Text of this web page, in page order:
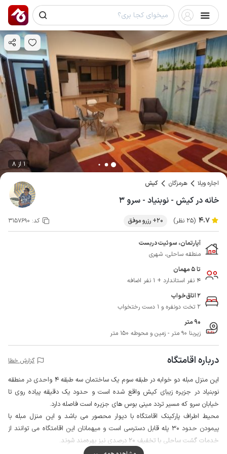
1 از 8
اجاره ویلا هرمزگان کیش
خانه در کیش - نوبنیاد - سرو ۳
4.7 (25 نظر) 20+ رزرو موفق کد: 3157690
آپارتمان، سوئیت دربست
منطقه ساحلی، شهری
تا 5 مهمان
4 نفر استاندارد + 1 نفر اضافه
2 اتاق‌خواب
2 تخت دونفره و 1 دست رختخواب
90 متر
زیربنا 90 متر - زمین و محوطه 150 متر
درباره اقامتگاه گزارش خطا
این منزل مبله دو خوابه در طبقه سوم یک ساختمان سه طبقه 4 واحدی در منطقه
نوبنیاد در جزیره زیبای کیش واقع شده است و حدود یک دقیقه پیاده روی تا
خیابان سرو که مسیر تردد مینی بوس های جزیره است فاصله دارد.
محیط اطراف پارکینک اقامتگاه با دیوار محصور می باشد و این منزل مبله با
پیمودن حدود 30 پله قابل دسترسی است و میهمانان این اقامتگاه می توانند از
خدمات گشت ساحلی با تخفیف 20 درصدی نیز بهره‌مند شوند.